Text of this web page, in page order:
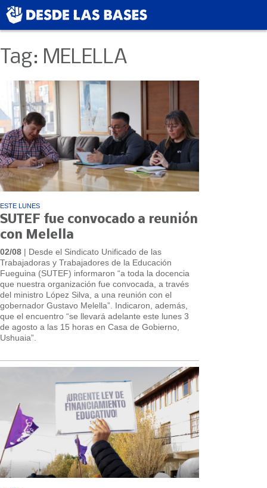
Tag: MELELLA
ESTE LUNES
SUTEF fue convocado a reunión
con Melella
02/08 | Desde el Sindicato Unificado de las
Trabajadoras y Trabajadores de la Educación
Fueguina (SUTEF) informaron “a toda la docencia
que nuestra organización fue convocada, a través
del ministro López Silva, a una reunión con el
gobernador Gustavo Melella”. Indicaron, además,
que el encuentro “se llevará adelante este lunes 3
de agosto a las 15 horas en Casa de Gobierno,
Ushuaia”.